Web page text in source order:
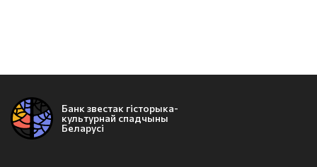
Банк звестак гісторыка-
культурнай спадчыны
Беларусі